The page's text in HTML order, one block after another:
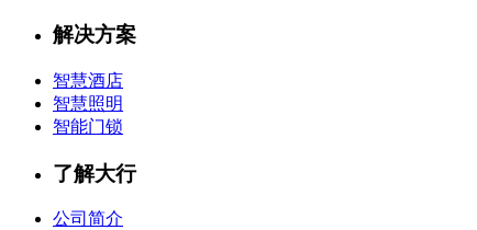
解决方案
智慧酒店
智慧照明
智能门锁
了解大行
公司简介